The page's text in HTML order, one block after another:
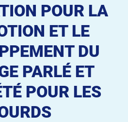
POUR LA
ET LE
DU
PARLÉ ET
POUR LES